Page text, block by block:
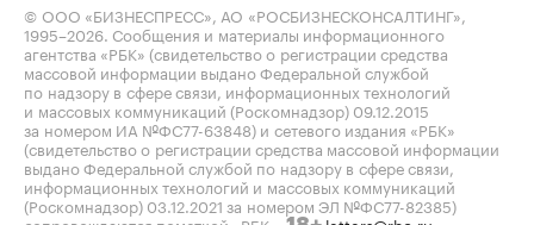
© ООО «БИЗНЕСПРЕСС», АО «РОСБИЗНЕСКОНСАЛТИНГ»,
1995–2026 . Сообщения и материалы информационного
агентства «РБК» (свидетельство о регистрации средства
массовой информации выдано Федеральной службой
по надзору в сфере связи, информационных технологий
и массовых коммуникаций (Роскомнадзор) 09.12.2015
за номером ИА №ФС77-63848) и сетевого издания «РБК»
(свидетельство о регистрации средства массовой информации
выдано Федеральной службой по надзору в сфере связи,
информационных технологий и массовых коммуникаций
(Роскомнадзор) 03.12.2021 за номером ЭЛ №ФС77-82385)